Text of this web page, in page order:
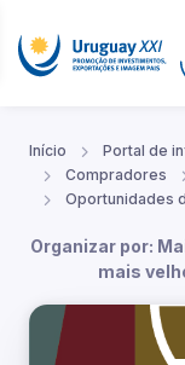
Início Portal de
Compradores
Oportunidades
Organizar por:
mais